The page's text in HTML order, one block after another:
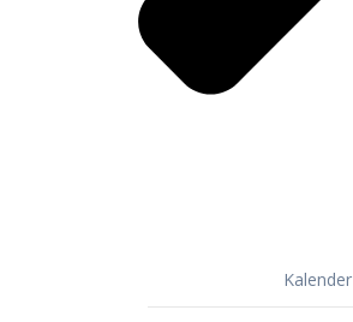
Kalender